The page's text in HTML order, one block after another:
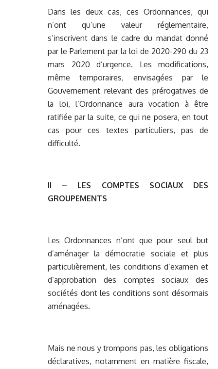
Dans les deux cas, ces Ordonnances, qui
n’ont qu’une valeur réglementaire,
s’inscrivent dans le cadre du mandat donné
par le Parlement par la loi de 2020-290 du 23
mars 2020 d’urgence. Les modifications,
même temporaires, envisagées par le
Gouvernement relevant des prérogatives de
la loi, l’Ordonnance aura vocation à être
ratifiée par la suite, ce qui ne posera, en tout
cas pour ces textes particuliers, pas de
difficulté.
II – LES COMPTES SOCIAUX DES
GROUPEMENTS
Les Ordonnances n’ont que pour seul but
d’aménager la démocratie sociale et plus
particulièrement, les conditions d’examen et
d’approbation des comptes sociaux des
sociétés dont les conditions sont désormais
aménagées.
Mais ne nous y trompons pas, les obligations
déclaratives, notamment en matière fiscale,